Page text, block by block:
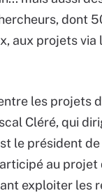
dont
aux projets
les projets
Cléré, qui
le président
au
exploiter les